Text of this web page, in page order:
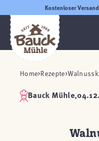
Kostenloser
Home Rezepte
Bauck Mühle,